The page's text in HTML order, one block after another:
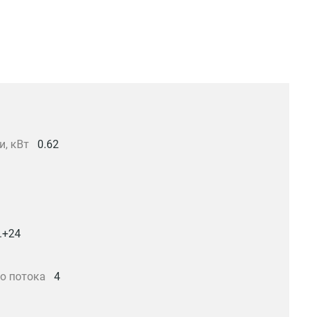
кВт
0.62
потока
4